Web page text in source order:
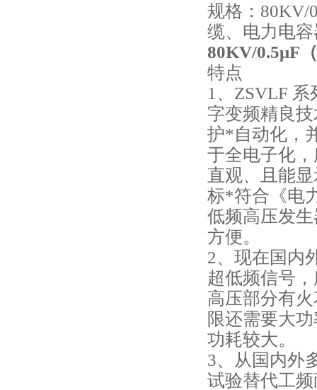
规格：80KV/
缆、电力电
80KV/0.5μF
特点
1、ZSVLF
字变频精良
护*自动化，
于全电子化
直观、且能
标*符合《电
低频高压发
方便。
2、现在国内
超低频信号
高压部分有
限还需要大
功耗较大。
3、从国内外
试验替代工